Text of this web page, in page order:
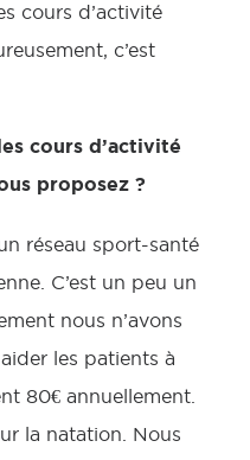
cours d’activité
c’est
cours d’activité
proposez ?
réseau sport-santé
C’est un peu un
nous n’avons
les patients à
80€ annuellement.
la natation. Nous